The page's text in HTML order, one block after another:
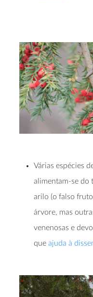
Várias espécies
alimentam-se do
arilo (o falso
árvore, mas
venenosas e
que ajuda à